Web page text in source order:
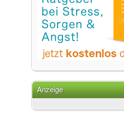
Anzeige